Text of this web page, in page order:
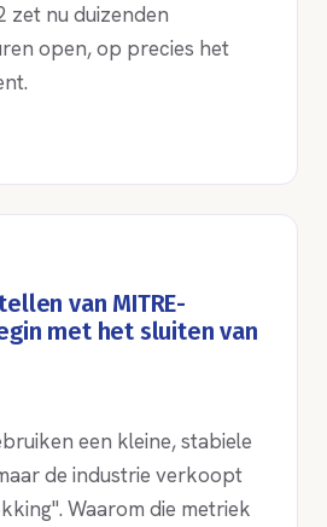
zet nu duizenden
open, op precies het
van MITRE-
met het sluiten van
een kleine, stabiele
de industrie verkoopt
Waarom die metriek